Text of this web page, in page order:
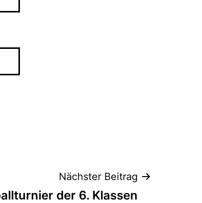
Nächster Beitrag
der 6. Klassen